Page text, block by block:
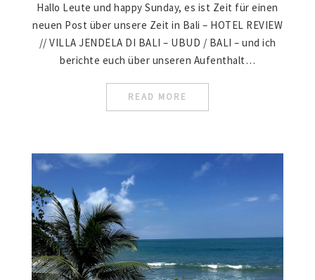
Hallo Leute und happy Sunday, es ist Zeit für einen
neuen Post über unsere Zeit in Bali – HOTEL REVIEW
// VILLA JENDELA DI BALI – UBUD / BALI – und ich
berichte euch über unseren Aufenthalt…
READ MORE